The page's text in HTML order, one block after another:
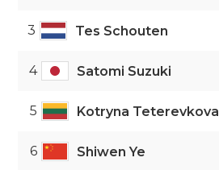
3 Tes Schouten
4 Satomi Suzuki
5 Kotryna Teterevkova
6 Shiwen Ye